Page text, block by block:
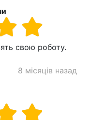
свою роботу.
8 місяців назад